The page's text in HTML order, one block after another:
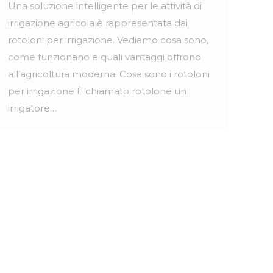
Una soluzione intelligente per le attività di
irrigazione agricola è rappresentata dai
rotoloni per irrigazione. Vediamo cosa sono,
come funzionano e quali vantaggi offrono
all’agricoltura moderna. Cosa sono i rotoloni
per irrigazione È chiamato rotolone un
irrigatore…